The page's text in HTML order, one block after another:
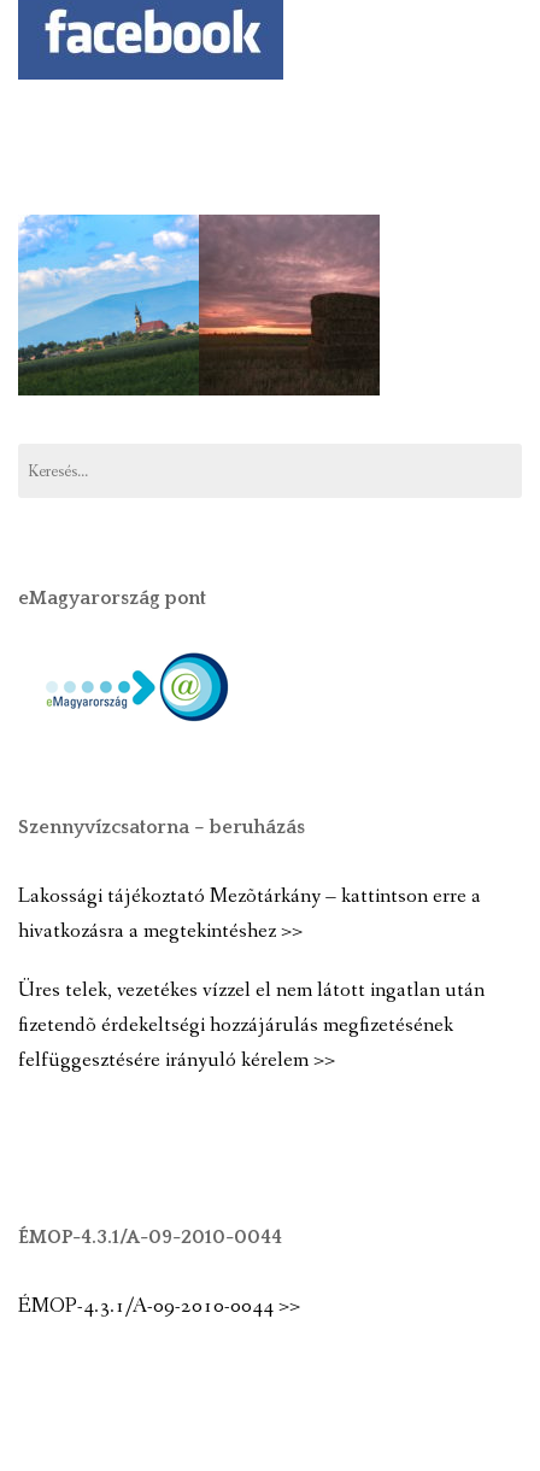
eMagyarország pont
Szennyvízcsatorna – beruházás
Lakossági tájékoztató Mezõtárkány – kattintson erre a
hivatkozásra a megtekintéshez >>
Üres telek, vezetékes vízzel el nem látott ingatlan után
fizetendõ érdekeltségi hozzájárulás megfizetésének
felfüggesztésére irányuló kérelem >>
ÉMOP-4.3.1/A-09-2010-0044
ÉMOP-4.3.1/A-09-2010-0044 >>